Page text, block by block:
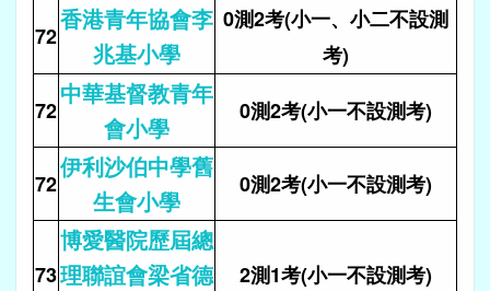
72
香港青年協會李
兆基小學
0測2考(小一、小二不設測
考)
72
中華基督教青年
會小學
0測2考(小一不設測考)
72
伊利沙伯中學舊
生會小學
0測2考(小一不設測考)
73
博愛醫院歷屆總
理聯誼會梁省德
2測1考(小一不設測考)